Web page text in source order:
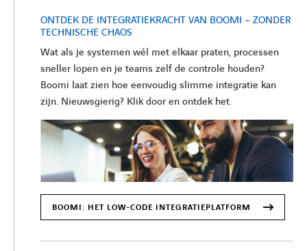
LINKEDINYOUTUBEFACEBOOKTWITTER
ONTDEK DE INTEGRATIEKRACHT VAN BOOMI – ZONDER
TECHNISCHE CHAOS
Wat als je systemen wél met elkaar praten, processen
sneller lopen en je teams zelf de controle houden?
Boomi laat zien hoe eenvoudig slimme integratie kan
zijn. Nieuwsgierig? Klik door en ontdek het.
BOOMI: HET LOW-CODE INTEGRATIEPLATFORM